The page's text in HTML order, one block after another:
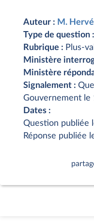
Auteur : M.
Type de question :
Rubrique : Plus-
Ministère
Ministère
Signalement :
Gouvernement le
Dates :
Question publiée
Réponse publiée